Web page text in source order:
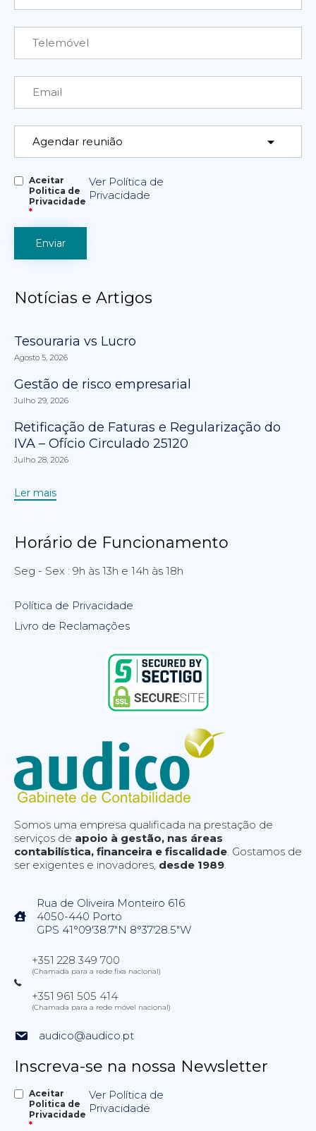
Aceitar
Politica de
Privacidade
*
Ver Política de
Privacidade
Notícias e Artigos
Tesouraria vs Lucro
Agosto 5, 2026
Gestão de risco empresarial
Julho 29, 2026
Retificação de Faturas e Regularização do
IVA – Ofício Circulado 25120
Julho 28, 2026
Ler mais
Horário de Funcionamento
Seg - Sex : 9h às 13h e 14h às 18h
Política de Privacidade
Livro de Reclamações
Somos uma empresa qualificada na prestação de
serviços de apoio à gestão, nas áreas
contabilística, financeira e fiscalidade. Gostamos de
ser exigentes e inovadores, desde 1989.
Rua de Oliveira Monteiro 616
4050-440 Porto
GPS 41°09'38.7"N 8°37'28.5"W
+351 228 349 700
(Chamada para a rede fixa nacional)
+351 961 505 414
(Chamada para a rede móvel nacional)
audico@audico.pt
Inscreva-se na nossa Newsletter
Aceitar
Politica de
Privacidade
*
Ver Política de
Privacidade